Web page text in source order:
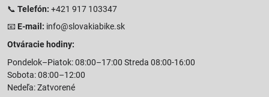
📞 Telefón: +421 917 103347
📧 E-mail: info@slovakiabike.sk
Otváracie hodiny:
Pondelok–Piatok: 08:00–17:00 Streda 08:00-16:00
Sobota: 08:00–12:00
Nedeľa: Zatvorené